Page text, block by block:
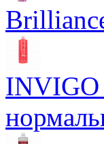
INVIGO